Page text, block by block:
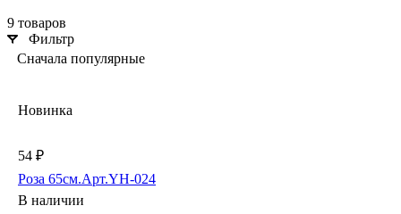
9 товаров
Фильтр
Сначала популярные
Новинка
54 ₽
Роза 65см.Арт.YH-024
В наличии